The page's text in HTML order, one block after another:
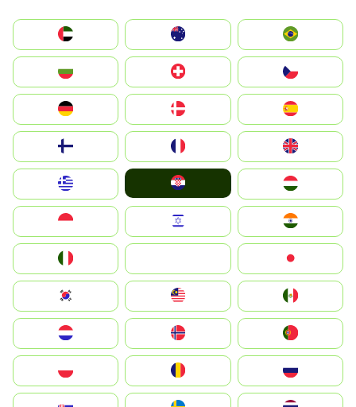
الإمارات العربية المتحدة
Switzerland
Deutschland
United Kingdom
Magyarország
South Korea